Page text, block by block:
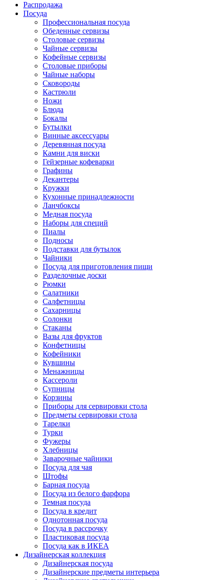
Распродажа
Посуда
Профессиональная посуда
Обеденные сервизы
Столовые сервизы
Чайные сервизы
Кофейные сервизы
Столовые приборы
Чайные наборы
Сковороды
Кастрюли
Ножи
Блюда
Бокалы
Бутылки
Винные аксессуары
Деревянная посуда
Камни для виски
Гейзерные кофеварки
Графины
Декантеры
Кружки
Кухонные принадлежности
Ланчбоксы
Медная посуда
Наборы для специй
Пиалы
Подносы
Подставки для бутылок
Чайники
Посуда для приготовления пищи
Разделочные доски
Рюмки
Салатники
Салфетницы
Сахарницы
Солонки
Стаканы
Вазы для фруктов
Конфетницы
Кофейники
Кувшины
Менажницы
Кассероли
Супницы
Корзины
Приборы для сервировки стола
Предметы сервировки стола
Тарелки
Турки
Фужеры
Хлебницы
Заварочные чайники
Посуда для чая
Штофы
Барная посуда
Посуда из белого фарфора
Темная посуда
Посуда в кредит
Однотонная посуда
Посуда в рассрочку
Пластиковая посуда
Посуда как в ИКЕА
Дизайнерская коллекция
Дизайнерская посуда
Дизайнерские предметы интерьера